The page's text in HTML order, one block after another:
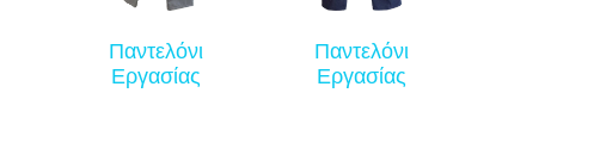
Παντελόνι
Εργασίας
Παντελόνι
Εργασίας